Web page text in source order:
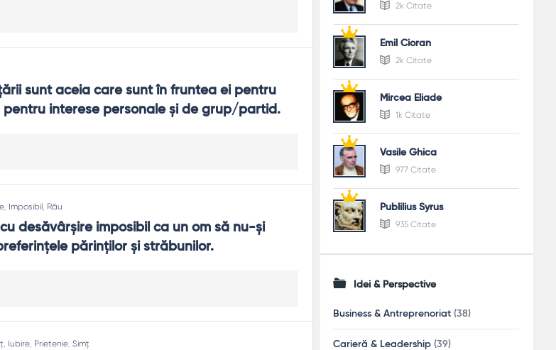
sunt aceia care sunt în fruntea ei pentru
pentru interese personale şi de grup/partid.
, Imposibil, Rău
desăvârşire imposibil ca un om să nu-şi
părinţilor şi străbunilor.
, Iubire, Prietenie, Simț
2k Citate
Emil Cioran
2k Citate
Mircea Eliade
1k Citate
Vasile Ghica
977 Citate
Publilius Syrus
935 Citate
Idei & Perspective
Business & Antreprenoriat (38)
Carieră & Leadership (39)